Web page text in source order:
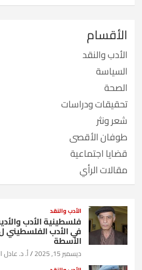
الأقسام
الأدب والنقد
السياسة
الصحة
تحقيقات ودراسات
شعر ونثر
طوفان الأقصى
قضايا اجتماعية
مقالات الرأي
الأدب والنقد
فلسطينية الأدب
في الأدب الفلسطيني
الأسطة
ديسمبر 15, 2025 أ. د.